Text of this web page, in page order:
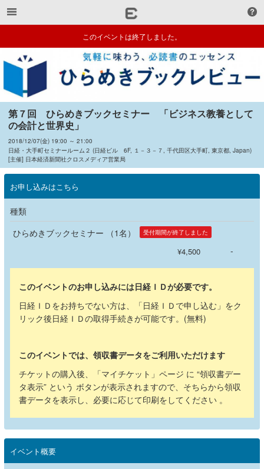
このイベントは終了しました。
第７回　ひらめきブックセミナー　「ビジネス教養として
の会計と世界史」
2018/12/07(金) 19:00 ～ 21:00
日経・大手町セミナールーム２ (日経ビル 6F, １－３－７, 千代田区大手町, 東京都, Japan)
[主催] 日本経済新聞社クロスメディア営業局
お申し込みはこちら
種類
ひらめきブックセミナー （1名）
受付期間が終了しました
¥4,500 -
このイベントのお申し込みには日経ＩＤが必要です。
日経ＩＤをお持ちでない方は、「日経ＩＤで申し込む」をク
リック後日経ＩＤの取得手続きが可能です。(無料)
このイベントでは、領収書データをご利用いただけます
チケットの購入後、「マイチケット」ページ に “領収書デー
タ表示” という ボタンが表示されますので、そちらから領収
書データを表示し、必要に応じて印刷をしてください 。
イベント概要